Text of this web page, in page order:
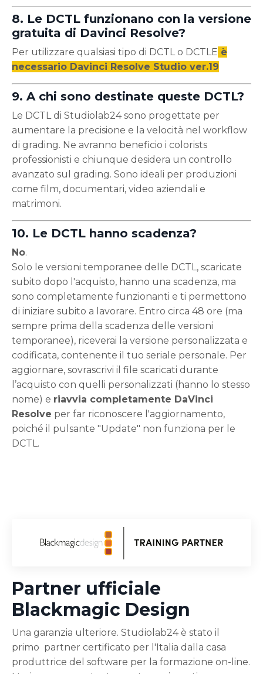
8. Le DCTL funzionano con la versione
gratuita di Davinci Resolve?
Per utilizzare qualsiasi tipo di DCTL o DCTLE è
necessario Davinci Resolve Studio ver.19
9. A chi sono destinate queste DCTL?
Le DCTL di Studiolab24 sono progettate per
aumentare la precisione e la velocità nel workflow
di grading. Ne avranno beneficio i colorists
professionisti e chiunque desidera un controllo
avanzato sul grading. Sono ideali per produzioni
come film, documentari, video aziendali e
matrimoni.
10. Le DCTL hanno scadenza?
No.
Solo le versioni temporanee delle DCTL, scaricate
subito dopo l'acquisto, hanno una scadenza, ma
sono completamente funzionanti e ti permettono
di iniziare subito a lavorare. Entro circa 48 ore (ma
sempre prima della scadenza delle versioni
temporanee), riceverai la versione personalizzata e
codificata, contenente il tuo seriale personale. Per
aggiornare, sovrascrivi il file scaricati durante
l’acquisto con quelli personalizzati (hanno lo stesso
nome) e riavvia completamente DaVinci
Resolve per far riconoscere l'aggiornamento,
poiché il pulsante "Update" non funziona per le
DCTL.
Partner ufficiale
Blackmagic Design
Una garanzia ulteriore. Studiolab24 è stato il
primo partner certificato per l'Italia dalla casa
produttrice del software per la formazione on-line.